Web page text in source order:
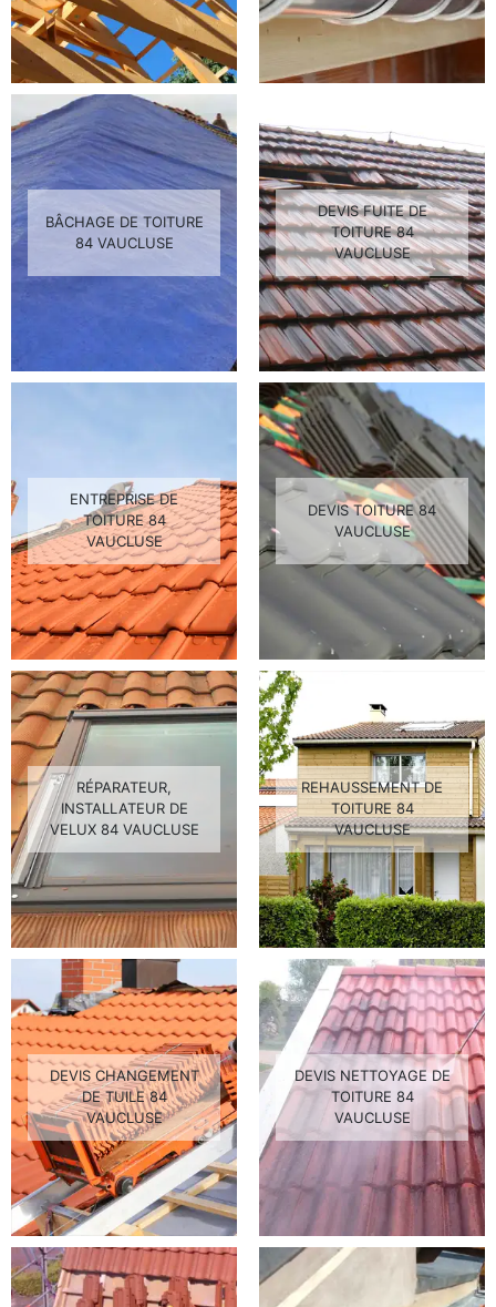
BÂCHAGE DE TOITURE
84 VAUCLUSE
DEVIS FUITE DE
TOITURE 84
VAUCLUSE
ENTREPRISE DE
TOITURE 84
VAUCLUSE
DEVIS TOITURE 84
VAUCLUSE
RÉPARATEUR,
INSTALLATEUR DE
VELUX 84 VAUCLUSE
REHAUSSEMENT DE
TOITURE 84
VAUCLUSE
DEVIS CHANGEMENT
DE TUILE 84
VAUCLUSE
DEVIS NETTOYAGE DE
TOITURE 84
VAUCLUSE